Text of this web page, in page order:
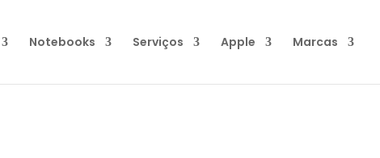
Notebooks Serviços Apple Marcas